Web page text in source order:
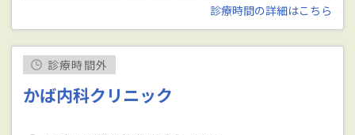
診療時間の詳細はこちら
診療時間外
かば内科クリニック